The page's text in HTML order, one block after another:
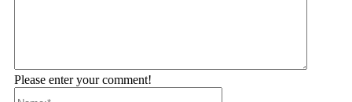
Please enter your comment!